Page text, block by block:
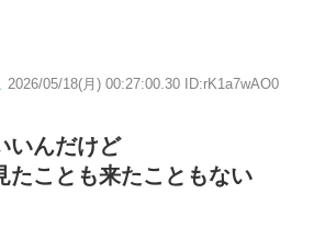
2026/05/18(月) 00:27:00.30 ID:rK1a7wAO0
いんだけど
たことも来たこともない